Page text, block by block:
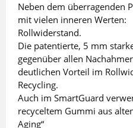
Neben dem überragenden
mit vielen inneren Werten:
Rollwiderstand.
Die patentierte, 5 mm
gegenüber allen
deutlichen Vorteil im
Recycling.
Auch im SmartGuard
recyceltem Gummi aus
Aging“